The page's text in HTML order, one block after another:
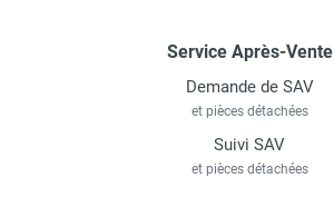
Service Après-Vente
Demande de SAV
et pièces détachées
Suivi SAV
et pièces détachées